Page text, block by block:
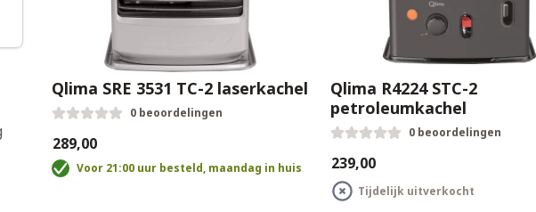
Qlima SRE 3531 TC-2 laserkachel
0 beoordelingen
€289,00
Voor 21:00 uur besteld, maandag in huis
Qlima R4224 STC-2
petroleumkachel
0 beoordelingen
€239,00
Tijdelijk uitverkocht